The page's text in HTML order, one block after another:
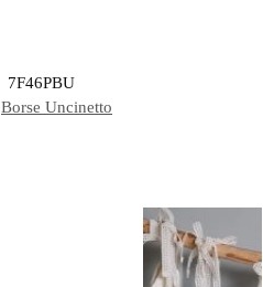
7F46PBU
Borse Uncinetto